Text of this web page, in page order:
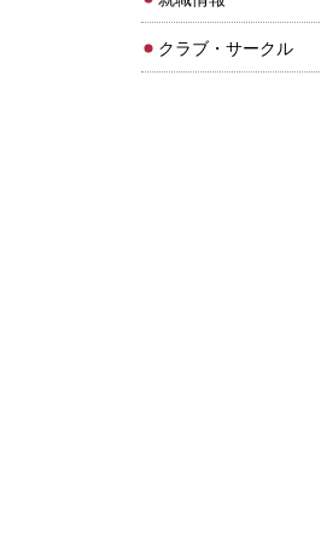
クラブ・サークル